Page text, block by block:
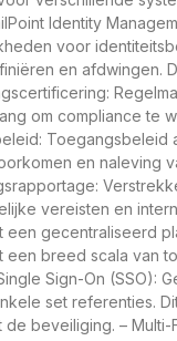
Identity
voor
en afdwingen.
om compliance te
Toegangsbeleid
en naleving
vereisten en
een gecentraliseerd
breed scala van
Sign-On (SSO):
set referenties.
beveiliging. – Multi-